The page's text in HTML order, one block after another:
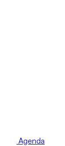
Agenda